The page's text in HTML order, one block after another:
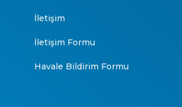
İletişim
İletişim Formu
Havale Bildirim Formu